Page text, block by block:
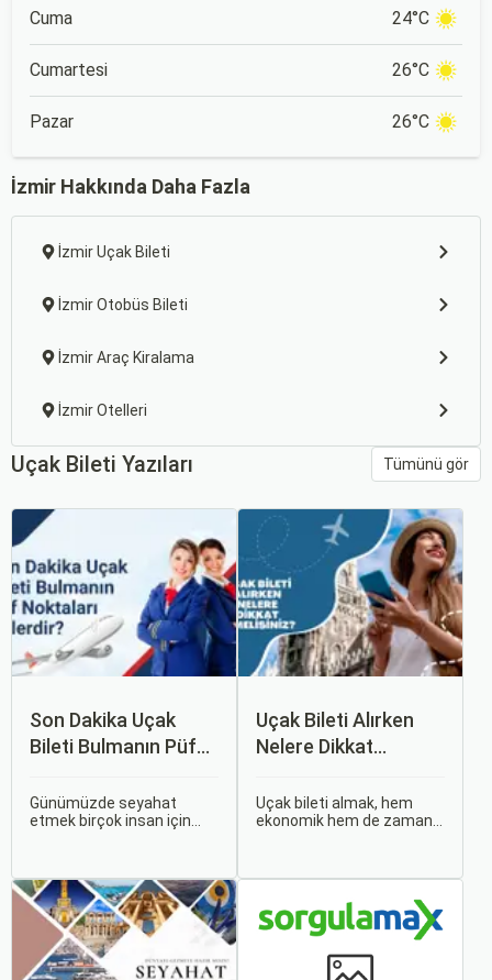
Cuma 24°C
Cumartesi 26°C
Pazar 26°C
İzmir Hakkında Daha Fazla
İzmir Uçak Bileti
İzmir Otobüs Bileti
İzmir Araç Kiralama
İzmir Otelleri
Uçak Bileti Yazıları Tümünü gör
Son Dakika Uçak
Bileti Bulmanın Püf
Günümüzde seyahat
etmek birçok insan için
son dakikaya kalabiliyor ve
bu durumda uygun fiyatlı
uçak bileti bulmak
zorlaşabiliyor.
Uçak Bileti Alırken
Nelere Dikkat
Uçak bileti almak, hem
ekonomik hem de zaman
makalede, uçak bileti
alırken dikkat etmeniz
gereken önemli noktaları
ele alacak ve Sorgulamax.